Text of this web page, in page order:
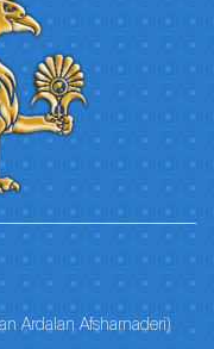
Ardalan Afsharnaderi)